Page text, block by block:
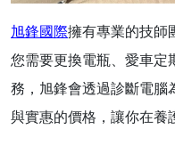
旭鋒國際擁有專業的技師
您需要更換電瓶、愛車定
務， 旭鋒會透過診斷電腦
與實惠的價格，讓你在養